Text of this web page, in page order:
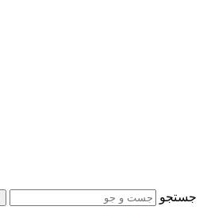
جستجو